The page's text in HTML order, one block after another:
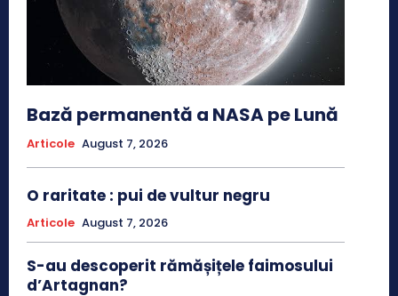
Bază permanentă a NASA pe Lună
Articole August 7, 2026
O raritate : pui de vultur negru
Articole August 7, 2026
S-au descoperit rămășițele faimosului
d’Artagnan?